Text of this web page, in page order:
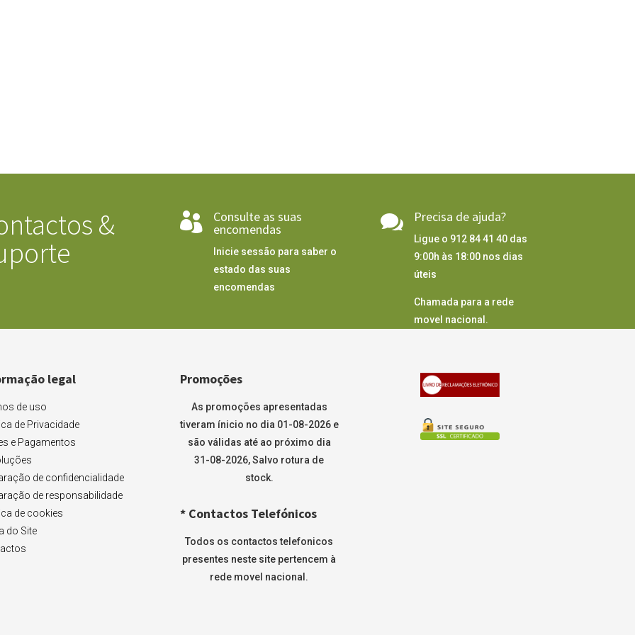
&
 Consulte as suas
encomendas
Inicie sessão para saber o
estado das suas
encomendas
 Precisa de ajuda?
Ligue o 912 84 41 40 das
9:00h às 18:00 nos dias
úteis
Chamada para a rede
movel nacional.
legal
de uso
de Privacidade
e Pagamentos
de confidencialidade
de responsabilidade
de cookies
do Site
Promoções
As promoções apresentadas
tiveram ínicio no dia 01-08-2026 e
são válidas até ao próximo dia
31-08-2026, Salvo rotura de
stock.
* Contactos Telefónicos
Todos os contactos telefonicos
presentes neste site pertencem à
rede movel nacional.